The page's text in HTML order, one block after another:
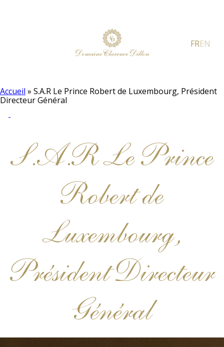
FREN
Accueil » S.A.R Le Prince Robert de Luxembourg, Président
Directeur Général
S.A.R Le Prince
Robert de
Luxembourg,
Président Directeur
Général